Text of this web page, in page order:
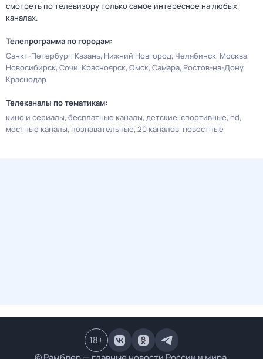
смотреть по телевизору только самое интересное на любых
каналах.
Телепрограмма по городам:
Санкт-Петербург Казань Нижний Новгород Челябинск Москва
Новосибирск Сочи Красноярск Омск Самара Ростов-на-Дону
Краснодар
Телеканалы по тематикам:
кино и сериалы бесплатные каналы детские спортивные hd
местные каналы познавательные 20 каналов новостные
18+